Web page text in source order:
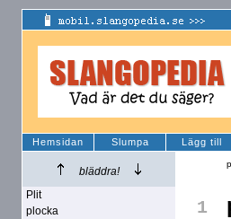
Hemsidan Slumpa Lägg till
bläddra!
Plit
plocka
1